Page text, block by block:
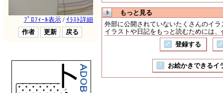
もっと見る
外部に公開されていないたくさんのイ
イラストや日記をもっと読むためには
登録する
お絵かきできるイ